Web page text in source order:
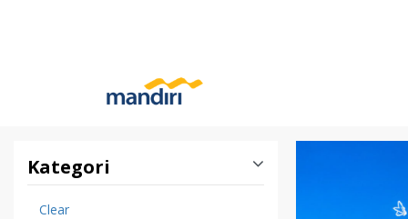
Kategori
Clear